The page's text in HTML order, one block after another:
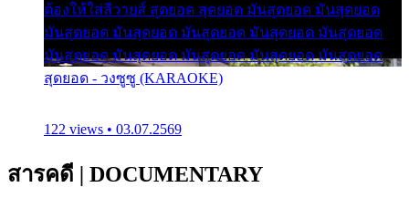
ต้องให้ใส่ลีวายส์ สุดยอด สุดยอด มันสุดยอด มันสุดยอด
มันสุดยอด มันสุดยอด มันสุดยอด มันสุดยอด มันสุดยอด
มันสุดยอด มันสุดยอด มันสุดยอด มันสุดยอด มันสุดยอด
สุดยอด - วงซูซู (KARAOKE)
122 views • 03.07.2569
สารคดี | DOCUMENTARY